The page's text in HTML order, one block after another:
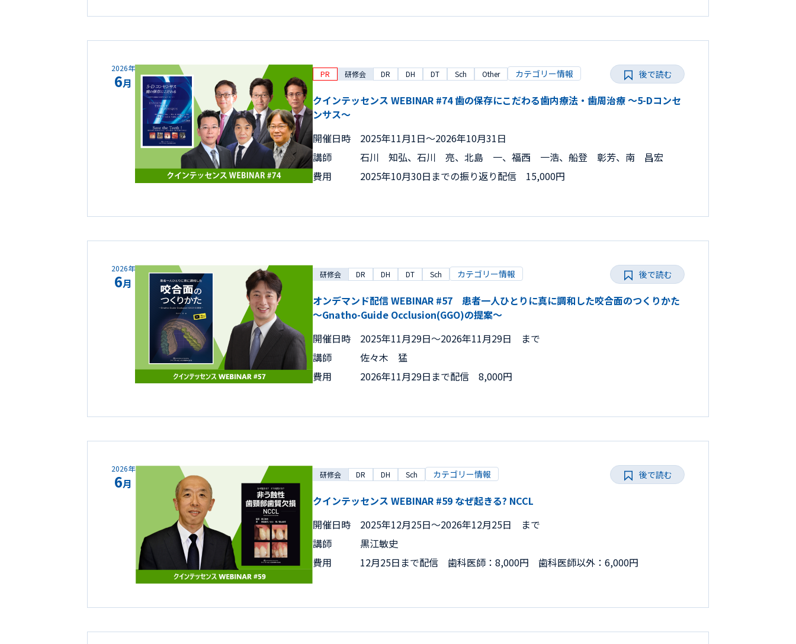
2026年
6月
PR 研修会 DR DH DT Sch Other カテゴリー情報
クインテッセンス WEBINAR #74 歯の保存にこだわる歯内療法・歯周治療 ～5-Dコンセ
ンサス～
開催日時
2025年11月1日〜2026年10月31日
講師
石川 知弘、石川 亮、北島 一、福西 一浩、船登 彰芳、南 昌宏
費用
2025年10月30日までの振り返り配信 15,000円
後で読む
2026年
6月
研修会 DR DH DT Sch カテゴリー情報
オンデマンド配信 WEBINAR #57 患者一人ひとりに真に調和した咬合面のつくりかた
～Gnatho-Guide Occlusion(GGO)の提案～
開催日時
2025年11月29日〜2026年11月29日 まで
講師
佐々木 猛
費用
2026年11月29日まで配信 8,000円
後で読む
2026年
6月
研修会 DR DH Sch カテゴリー情報
クインテッセンス WEBINAR #59 なぜ起きる? NCCL
開催日時
2025年12月25日〜2026年12月25日 まで
講師
黒江敏史
費用
12月25日まで配信 歯科医師：8,000円 歯科医師以外：6,000円
後で読む